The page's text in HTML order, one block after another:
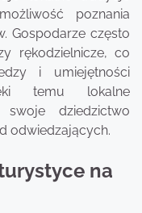
poznania
Gospodarze często
rękodzielnicze, co
i umiejętności
temu lokalne
swoje dziedzictwo
odwiedzających.
na